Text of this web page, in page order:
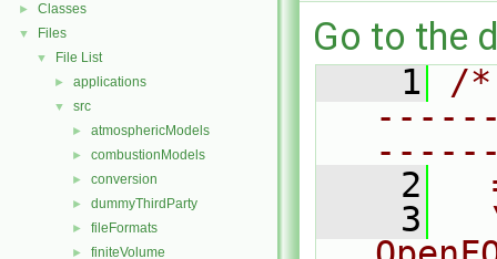
► Classes
▼ Files
▼ File List
► applications
▼ src
► atmosphericModels
► combustionModels
► conversion
► dummyThirdParty
► fileFormats
► finiteVolume
Go to the
    1
/
    2
    3